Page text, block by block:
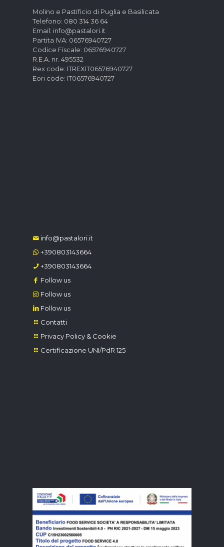
Molino e Pastificio di Puglia e Basilicata
Telefono: 080 314 36 64
Email: info@pastalori.it
Partita IVA: 06576940727
Codice Fiscale: 06576940727
R.E.A. nr. 495532
Rex code: ITREXIT06576940727
Eori code: IT06576940727
info@pastalori.it
+390803143664
+390803143664
Follow us
Follow us
Follow us
Contatti
Privacy Policy & Cookie
Certificazione UNI/PdR 125